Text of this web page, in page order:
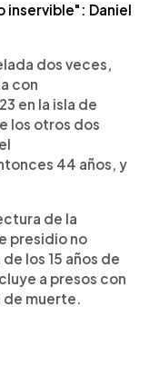
inservible": Daniel
dos veces,
con
en la isla de
los otros dos
44 años, y
de la
presidio no
los 15 años de
a presos con
de muerte.